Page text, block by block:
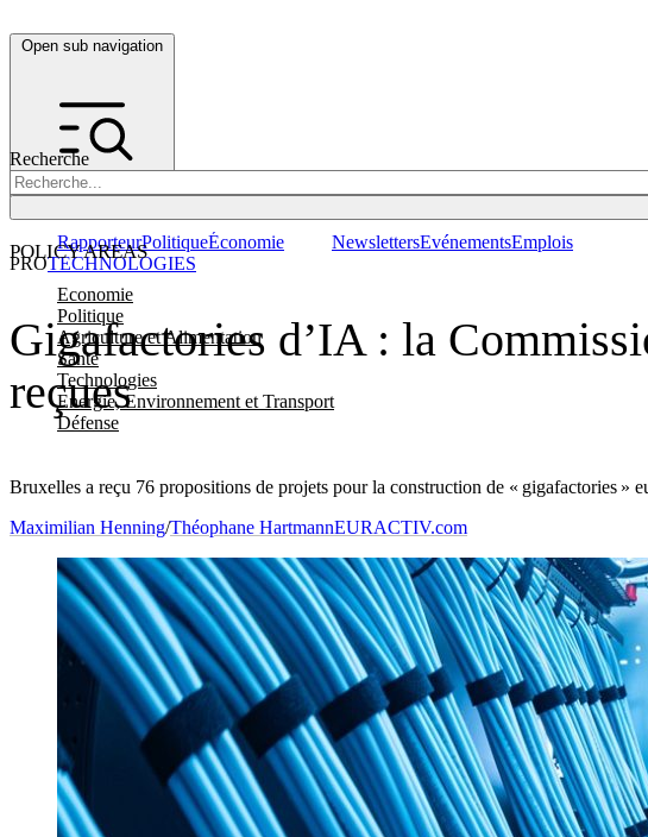
Open sub navigation
Recherche
POLICY AREAS
Economie
Politique
Agriculture et Alimentation
Santé
Technologies
Energie, Environnement et Transport
Défense
RapporteurPolitiqueÉconomie NewslettersEvénementsEmplois
Gigafactories d’IA : la
reçues
Bruxelles a reçu 76 propositions de projets pour la construction de « gigafactories »
PROTECHNOLOGIES
Maximilian Henning/Théophane HartmannEURACTIV.com